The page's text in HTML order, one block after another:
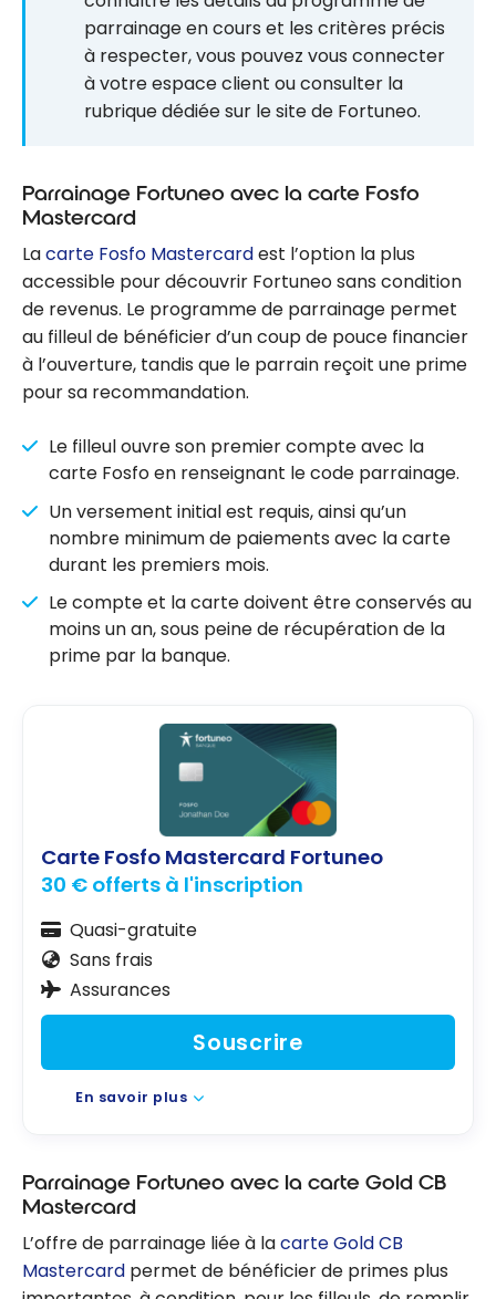
parrainage en cours et les critères précis
à respecter, vous pouvez vous connecter
à votre espace client ou consulter la
rubrique dédiée sur le site de Fortuneo.
Parrainage Fortuneo avec la carte Fosfo
Mastercard
Lacarte Fosfo Mastercardest l’option la plus
accessible pour découvrir Fortuneo sans condition
de revenus. Le programme de parrainage permet
au filleul de bénéficier d’un coup de pouce financier
à l’ouverture, tandis que le parrain reçoit une prime
pour sa recommandation.
Le filleul ouvre son premier compte avec la
carte Fosfo en renseignant le code parrainage.
Un versement initial est requis, ainsi qu’un
nombre minimum de paiements avec la carte
durant les premiers mois.
Le compte et la carte doivent être conservés au
moins un an, sous peine de récupération de la
prime par la banque.
Carte Fosfo Mastercard Fortuneo
30 € offerts à l'inscription
Quasi-gratuite
Sans frais
Assurances
Souscrire
En savoir plus
Parrainage Fortuneo avec la carte Gold CB
Mastercard
L’offre de parrainage liée à lacarte Gold CB
Mastercard permet de bénéficier de primes plus